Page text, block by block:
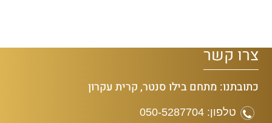
צרו קשר
כתובתנו: מתחם בילו סנטר, קרית עקרון
טלפון: 050-5287704